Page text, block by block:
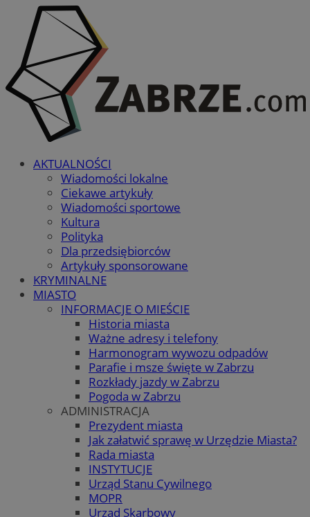
AKTUALNOŚCI
Wiadomości lokalne
Ciekawe artykuły
Wiadomości sportowe
Kultura
Polityka
Dla przedsiębiorców
Artykuły sponsorowane
KRYMINALNE
MIASTO
INFORMACJE O MIEŚCIE
Historia miasta
Ważne adresy i telefony
Harmonogram wywozu odpadów
Parafie i msze święte w Zabrzu
Rozkłady jazdy w Zabrzu
Pogoda w Zabrzu
ADMINISTRACJA
Prezydent miasta
Jak załatwić sprawę w Urzędzie Miasta?
Rada miasta
INSTYTUCJE
Urząd Stanu Cywilnego
MOPR
Urząd Skarbowy